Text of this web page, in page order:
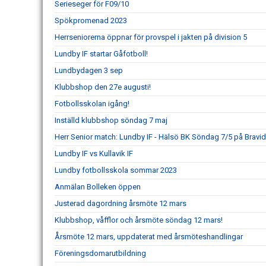
Serieseger för F09/10
Spökpromenad 2023
Herrseniorerna öppnar för provspel i jakten på division 5
Lundby IF startar Gåfotboll!
Lundbydagen 3 sep
Klubbshop den 27e augusti!
Fotbollsskolan igång!
Inställd klubbshop söndag 7 maj
Herr Senior match: Lundby IF - Hälsö BK Söndag 7/5 på
Lundby IF vs Kullavik IF
Lundby fotbollsskola sommar 2023
Anmälan Bolleken öppen
Justerad dagordning årsmöte 12 mars
Klubbshop, våfflor och årsmöte söndag 12 mars!
Årsmöte 12 mars, uppdaterat med årsmöteshandlingar
Föreningsdomarutbildning